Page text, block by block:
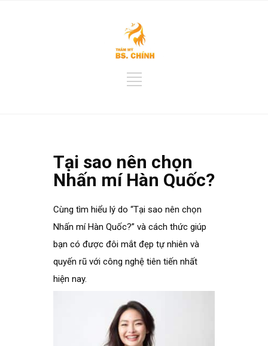
Tại sao nên chọn
Nhấn mí Hàn Quốc?
Cùng tìm hiểu lý do “Tại sao nên chọn
Nhấn mí Hàn Quốc?” và cách thức giúp
bạn có được đôi mắt đẹp tự nhiên và
quyến rũ với công nghệ tiên tiến nhất
hiện nay.